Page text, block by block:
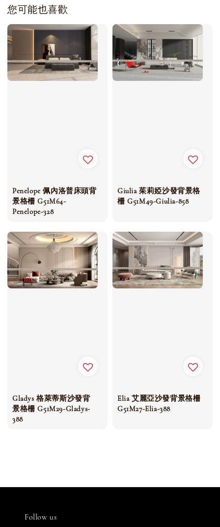
您可能也喜歡
Penelope 佩內洛普床頭背
景格柵 G51M64-
Penelope-328
Giulia 茱莉婭沙發背景格
柵 G51M49-Giulia-858
Gladys 格萊蒂斯沙發背
景格柵 G51M29-Gladys-
388
Elia 艾麗亞沙發背景格柵
G51M27-Elia-388
Follow us